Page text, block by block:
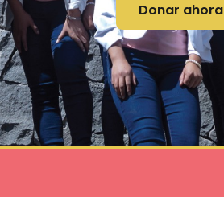
Donar ahora